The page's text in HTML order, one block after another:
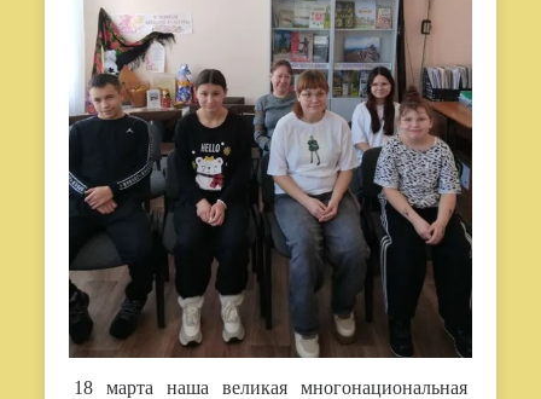
18 марта наша великая многонациональная